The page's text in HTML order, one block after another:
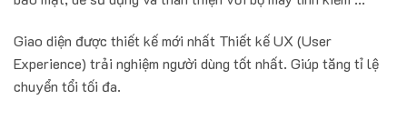
Giao diện được thiết kế mới nhất Thiết kế UX (User
Experience) trải nghiệm người dùng tốt nhất. Giúp tăng tỉ lệ
chuyển tổi tối đa.